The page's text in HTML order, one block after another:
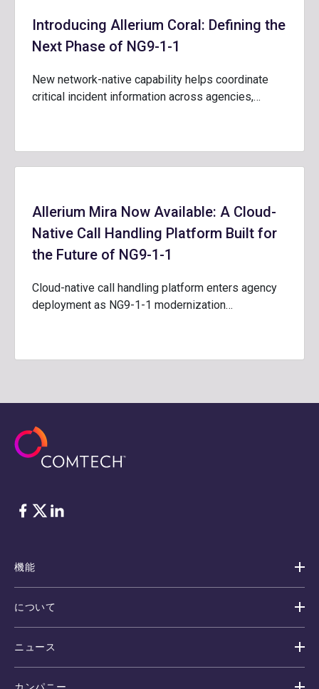
Introducing Allerium Coral: Defining the
Next Phase of NG9-1-1
New network-native capability helps coordinate
critical incident information across agencies,…
Allerium Mira Now Available: A Cloud-
Native Call Handling Platform Built for
the Future of NG9-1-1
Cloud-native call handling platform enters agency
deployment as NG9-1-1 modernization…
フェイスブック Twitter
リンクトイン
機能
について
ニュース
カンパニー